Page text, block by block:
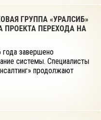
ГРУППА «УРАЛСИБ»
ПРОЕКТА ПЕРЕХОДА НА
завершено
системы. Специалисты
продолжают